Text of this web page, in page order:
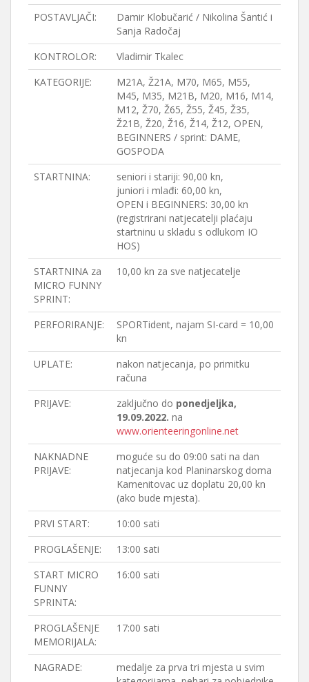
POSTAVLJAČI:
Damir Klobučarić / Nikolina Šantić i
Sanja Radočaj
KONTROLOR:
Vladimir Tkalec
KATEGORIJE:
M21A, Ž21A, M70, M65, M55,
M45, M35, M21B, M20, M16, M14,
M12, Ž70, Ž65, Ž55, Ž45, Ž35,
Ž21B, Ž20, Ž16, Ž14, Ž12, OPEN,
BEGINNERS / sprint: DAME,
GOSPODA
STARTNINA:
seniori i stariji: 90,00 kn,
juniori i mlađi: 60,00 kn,
OPEN i BEGINNERS: 30,00 kn
(registrirani natjecatelji plaćaju
startninu u skladu s odlukom IO
HOS)
STARTNINA za
MICRO FUNNY
SPRINT:
10,00 kn za sve natjecatelje
PERFORIRANJE:
SPORTident, najam SI-card = 10,00
kn
UPLATE:
nakon natjecanja, po primitku
računa
PRIJAVE:
zaključno do ponedjeljka,
19.09.2022. na
www.orienteeringonline.net
NAKNADNE
PRIJAVE:
moguće su do 09:00 sati na dan
natjecanja kod Planinarskog doma
Kamenitovac uz doplatu 20,00 kn
(ako bude mjesta).
PRVI START:
10:00 sati
PROGLAŠENJE:
13:00 sati
START MICRO
FUNNY
SPRINTA:
16:00 sati
PROGLAŠENJE
MEMORIJALA:
17:00 sati
NAGRADE:
medalje za prva tri mjesta u svim